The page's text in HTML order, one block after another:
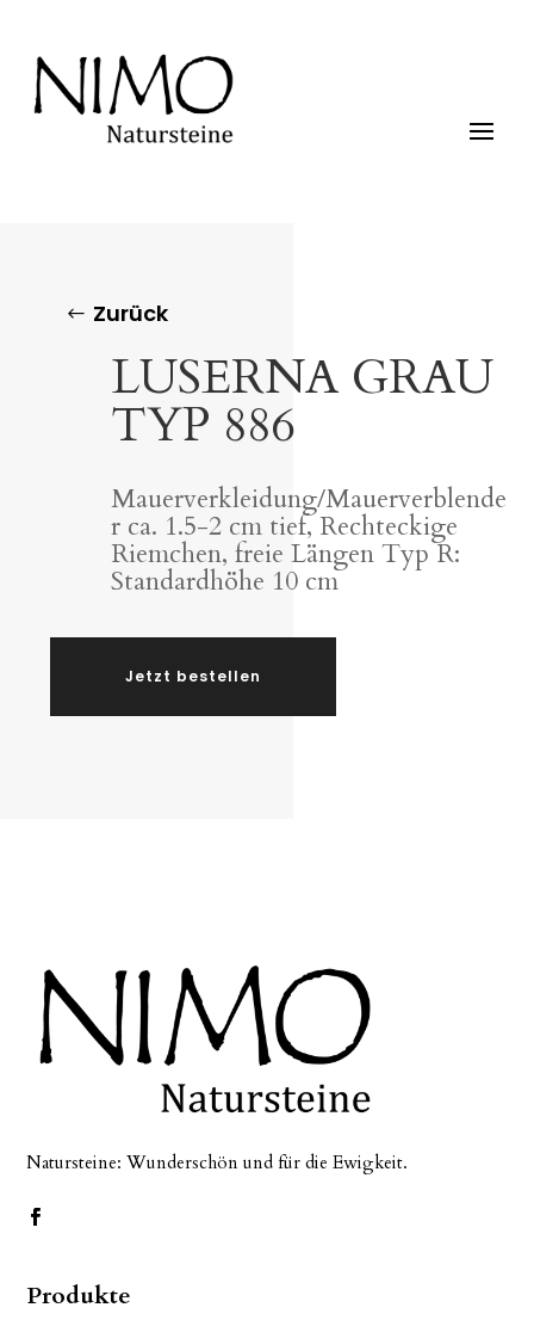
Zurück
LUSERNA GRAU
TYP 886
Mauerverkleidung/Mauerverblende
r ca. 1.5-2 cm tief, Rechteckige
Riemchen, freie Längen Typ R:
Standardhöhe 10 cm
Jetzt bestellen
Natursteine: Wunderschön und für die Ewigkeit.
Produkte